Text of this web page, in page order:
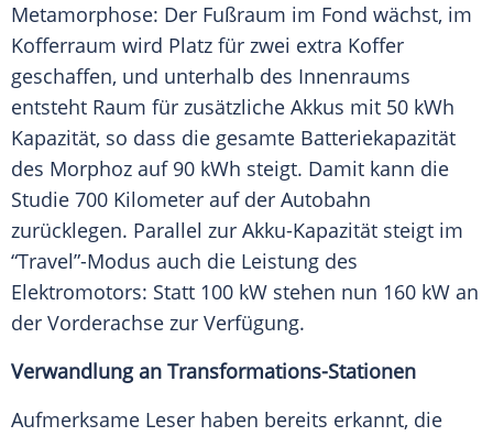
Metamorphose: Der Fußraum im Fond wächst, im
Kofferraum wird Platz für zwei extra Koffer
geschaffen, und unterhalb des Innenraums
entsteht Raum für zusätzliche Akkus mit 50 kWh
Kapazität, so dass die gesamte Batteriekapazität
des Morphoz auf 90 kWh steigt. Damit kann die
Studie 700 Kilometer auf der Autobahn
zurücklegen. Parallel zur Akku-Kapazität steigt im
“Travel”-Modus auch die Leistung des
Elektromotors: Statt 100 kW stehen nun 160 kW an
der Vorderachse zur Verfügung.
Verwandlung an Transformations-Stationen
Aufmerksame Leser haben bereits erkannt, die